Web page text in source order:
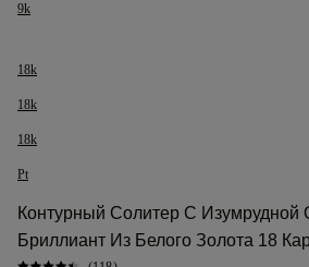
9k
18k
18k
18k
Pt
Контурный Солитер С Изумрудной
Бриллиант Из Белого Золота 18